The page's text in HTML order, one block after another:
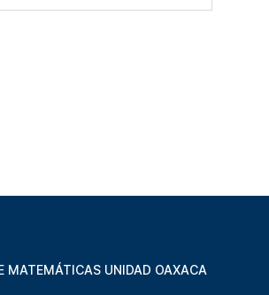
MATEMÁTICAS UNIDAD OAXACA